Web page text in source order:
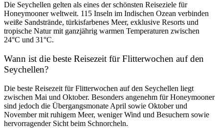
Die Seychellen gelten als eines der schönsten Reiseziele für
Honeymooner weltweit. 115 Inseln im Indischen Ozean verbinden
weiße Sandstrände, türkisfarbenes Meer, exklusive Resorts und
tropische Natur mit ganzjährig warmen Temperaturen zwischen
24°C und 31°C.
Wann ist die beste Reisezeit für Flitterwochen auf den
Seychellen?
Die beste Reisezeit für Flitterwochen auf den Seychellen liegt
zwischen Mai und Oktober. Besonders angenehm für Honeymooner
sind jedoch die Übergangsmonate April sowie Oktober und
November mit ruhigem Meer, weniger Wind und Besuchern sowie
hervorragender Sicht beim Schnorcheln.